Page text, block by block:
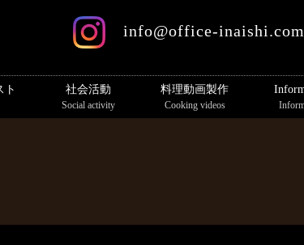
info@office-inaishi.com
ト 社会活動
Social activity
料理動画製作
Cooking videos